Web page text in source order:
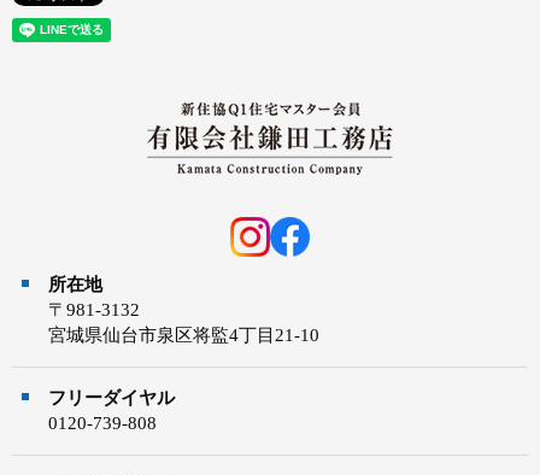
所在地
〒981-3132
宮城県仙台市泉区将監4丁目21-10
フリーダイヤル
0120-739-808